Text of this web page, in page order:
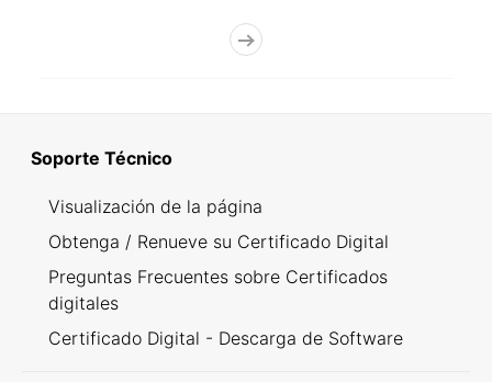
Soporte Técnico
Visualización de la página
Obtenga / Renueve su Certificado Digital
Preguntas Frecuentes sobre Certificados
digitales
Certificado Digital - Descarga de Software